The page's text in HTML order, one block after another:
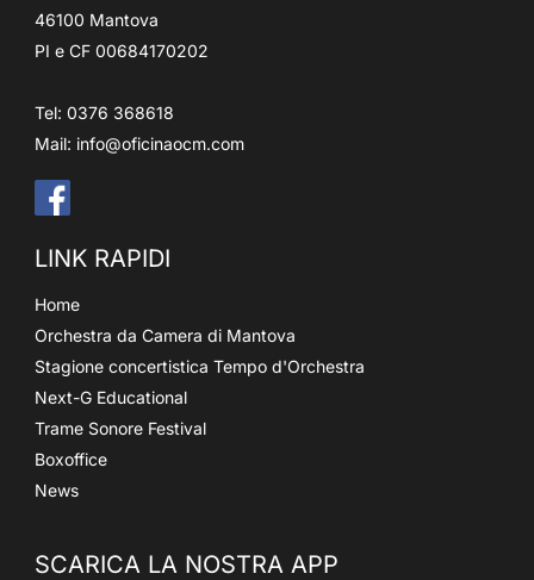
46100 Mantova
PI e CF 00684170202
Tel: 0376 368618
Mail: info@oficinaocm.com
LINK RAPIDI
Home
Orchestra da Camera di Mantova
Stagione concertistica Tempo d'Orchestra
Next-G Educational
Trame Sonore Festival
Boxoffice
News
SCARICA LA NOSTRA APP